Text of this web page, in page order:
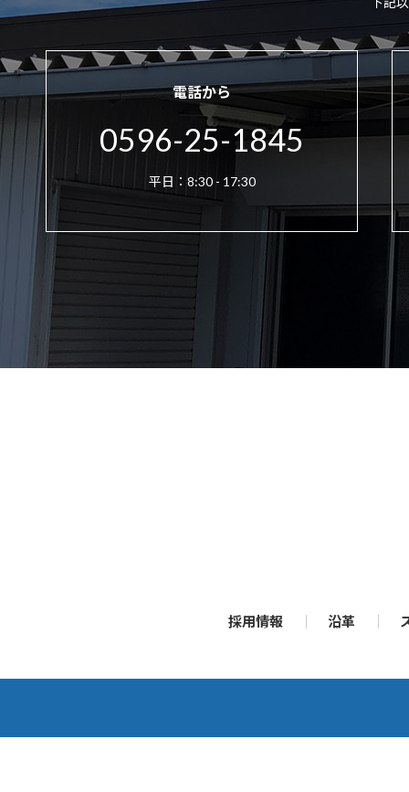
電話から
0596-25-1845
平日：8:30 - 17:30
採用情報 沿革